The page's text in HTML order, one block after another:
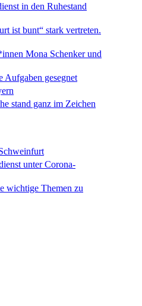
in den Ruhestand
ist bunt“ stark vertreten.
Mona Schenker und
Aufgaben gesegnet
stand ganz im Zeichen
unter Corona-
wichtige Themen zu